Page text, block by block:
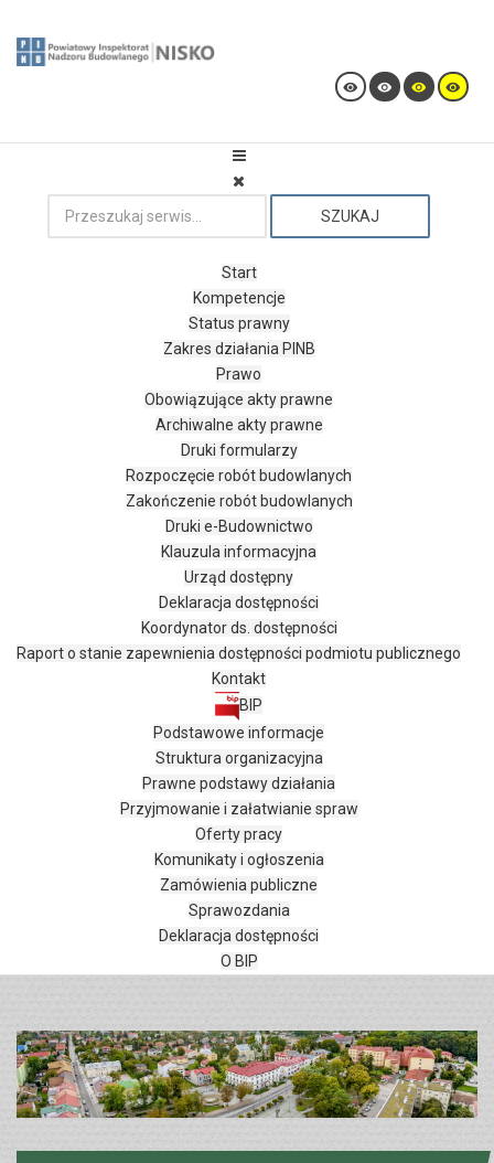
SZUKAJ
Start
Kompetencje
Status prawny
Zakres działania PINB
Prawo
Obowiązujące akty prawne
Archiwalne akty prawne
Druki formularzy
Rozpoczęcie robót budowlanych
Zakończenie robót budowlanych
Druki e-Budownictwo
Klauzula informacyjna
Urząd dostępny
Deklaracja dostępności
Koordynator ds. dostępności
Raport o stanie zapewnienia dostępności podmiotu publicznego
Kontakt
BIP
Podstawowe informacje
Struktura organizacyjna
Prawne podstawy działania
Przyjmowanie i załatwianie spraw
Oferty pracy
Komunikaty i ogłoszenia
Zamówienia publiczne
Sprawozdania
Deklaracja dostępności
O BIP